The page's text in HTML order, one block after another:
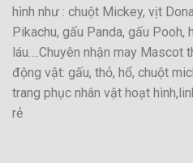
hình như : chuột Mickey, vịt
Pikachu, gấu Panda, gấu Pooh,
láu….Chuyên nhận may Mascot
động vật: gấu, thỏ, hổ, chuột
trang phục nhân vật hoạt
rẻ